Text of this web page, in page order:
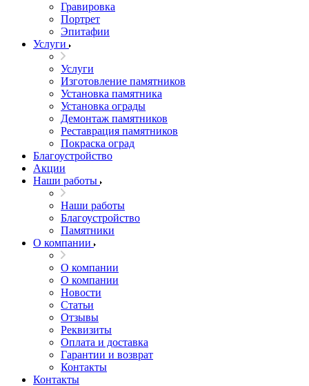
Гравировка
Портрет
Эпитафии
Услуги
Услуги
Изготовление памятников
Установка памятника
Установка ограды
Демонтаж памятников
Реставрация памятников
Покраска оград
Благоустройство
Акции
Наши работы
Наши работы
Благоустройство
Памятники
О компании
О компании
О компании
Новости
Статьи
Отзывы
Реквизиты
Оплата и доставка
Гарантии и возврат
Контакты
Контакты